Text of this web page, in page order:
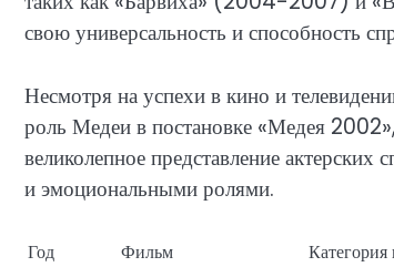
свою универсальность и способность
Несмотря на успехи в кино и
роль Медеи в постановке «Медея
великолепное представление
и эмоциональными ролями.
Год Фильм